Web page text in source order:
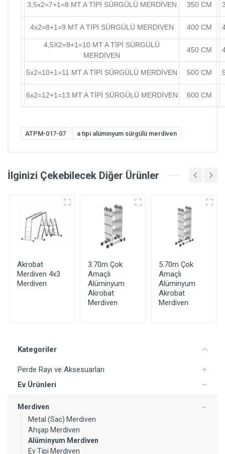
Kategoriler
Perde Rayı ve Aksesuarları
Ev Ürünleri
Merdiven
Metal (Sac) Merdiven
Ahşap Merdiven
Alüminyum Merdiven
Ev Tipi Merdiven
3,5x2=7+1=8 MT A TİPİ SÜRGÜLÜ MERDİVEN 350 CM
4x2=8+1=9 MT A TİPİ SÜRGÜLÜ MERDİVEN 400 CM
4,5X2=9+1=10 MT A TİPİ SÜRGÜLÜ
MERDİVEN
450 CM
5x2=10+1=11 MT A TİPİ SÜRGÜLÜ MERDİVEN 500 CM
6x2=12+1=13 MT A TİPİ SÜRGÜLÜ MERDİVEN 600 CM
ATPM-017-07 a tipi alüminyum sürgülü merdiven
Yorum Ekle
İlginizi Çekebilecek Diğer Ürünler
Akrobat
Merdiven 4x3
Merdiven
3.70m Çok
Amaçlı
Alüminyum
Akrobat
Merdiven
5.70m Çok
Amaçlı
Alüminyum
Akrobat
Merdiven